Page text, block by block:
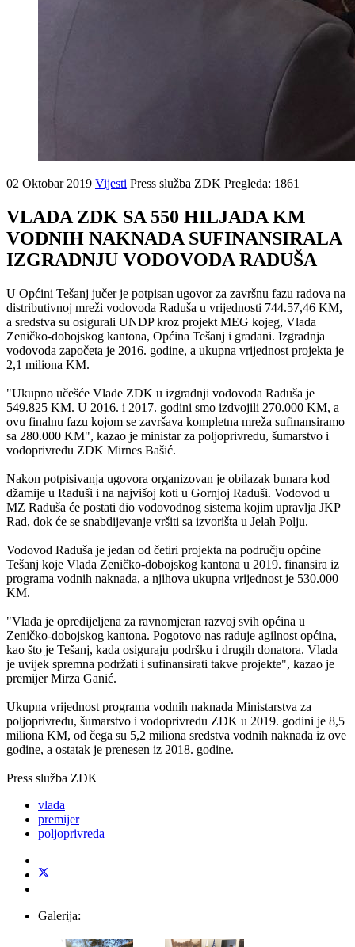
02 Oktobar 2019 Vijesti Press služba ZDK Pregleda: 1861
VLADA ZDK SA 550 HILJADA KM
VODNIH NAKNADA SUFINANSIRALA
IZGRADNJU VODOVODA RADUŠA
U Općini Tešanj jučer je potpisan ugovor za završnu fazu radova na
distributivnoj mreži vodovoda Raduša u vrijednosti 744.57,46 KM,
a sredstva su osigurali UNDP kroz projekt MEG kojeg, Vlada
Zeničko-dobojskog kantona, Općina Tešanj i građani. Izgradnja
vodovoda započeta je 2016. godine, a ukupna vrijednost projekta je
2,1 miliona KM.
"Ukupno učešće Vlade ZDK u izgradnji vodovoda Raduša je
549.825 KM. U 2016. i 2017. godini smo izdvojili 270.000 KM, a
ovu finalnu fazu kojom se završava kompletna mreža sufinansiramo
sa 280.000 KM", kazao je ministar za poljoprivredu, šumarstvo i
vodoprivredu ZDK Mirnes Bašić.
Nakon potpisivanja ugovora organizovan je obilazak bunara kod
džamije u Raduši i na najvišoj koti u Gornjoj Raduši. Vodovod u
MZ Raduša će postati dio vodovodnog sistema kojim upravlja JKP
Rad, dok će se snabdijevanje vršiti sa izvorišta u Jelah Polju.
Vodovod Raduša je jedan od četiri projekta na području općine
Tešanj koje Vlada Zeničko-dobojskog kantona u 2019. finansira iz
programa vodnih naknada, a njihova ukupna vrijednost je 530.000
KM.
"Vlada je opredijeljena za ravnomjeran razvoj svih općina u
Zeničko-dobojskog kantona. Pogotovo nas raduje agilnost općina,
kao što je Tešanj, kada osiguraju podršku i drugih donatora. Vlada
je uvijek spremna podržati i sufinansirati takve projekte", kazao je
premijer Mirza Ganić.
Ukupna vrijednost programa vodnih naknada Ministarstva za
poljoprivredu, šumarstvo i vodoprivredu ZDK u 2019. godini je 8,5
miliona KM, od čega su 5,2 miliona sredstva vodnih naknada iz ove
godine, a ostatak je prenesen iz 2018. godine.
Press služba ZDK
vlada
premijer
poljoprivreda
Galerija: